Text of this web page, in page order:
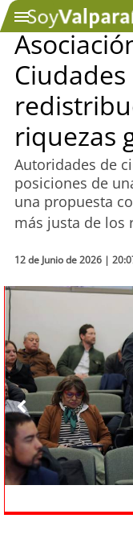
SOYTV
Podcast
Actualidad
Entretención
Economía
Deportes
Tecnología
Sostenibilidad
soychile
soyarica
soyiquique
riquezas
Autoridades de
posiciones de
una propuesta
más justa de los
12 de Junio de 2026 |